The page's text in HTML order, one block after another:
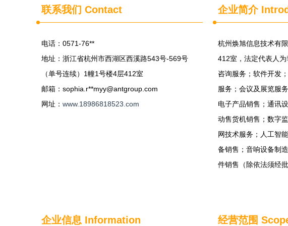
联系我们 Contact
电话：0571-76**
地址：浙江省杭州市西湖区西溪路543号-569号
（单号连续）1幢1号楼4层412室
邮箱：sophia.r**myy@antgroup.com
网址： www.18986818523.com
企业简介
杭州焕旭信息技术有
412室，法定代表人
咨询服务；软件开发
服务；会议及展览服
电子产品销售；通讯
动售货机销售；数字
网技术服务；人工智
备销售；音响设备制
件销售（除依法须经
企业信息 Information 经营范围